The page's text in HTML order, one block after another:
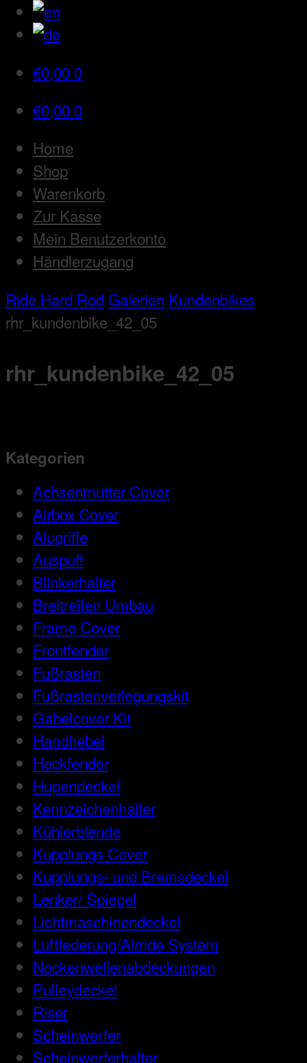
€0,00 0
€0,00 0
Home
Shop
Warenkorb
Zur Kasse
Mein Benutzerkonto
Händlerzugang
Ride Hard Rod Galerien Kundenbikes
rhr_kundenbike_42_05
rhr_kundenbike_42_05
Kategorien
Achsenmutter Cover
Airbox Cover
Alugriffe
Auspuff
Blinkerhalter
Breitreifen Umbau
Frame Cover
Frontfender
Fußrasten
Fußrastenverlegungskit
Gabelcover Kit
Handhebel
Heckfender
Hupendeckel
Kennzeichenhalter
Kühlerblende
Kupplungs Cover
Kupplungs- und Bremsdeckel
Lenker/ Spiegel
Lichtmaschinendeckel
Luftfederung/Airride System
Nockenwellenabdeckungen
Pulleydeckel
Riser
Scheinwerfer
Scheinwerferhalter